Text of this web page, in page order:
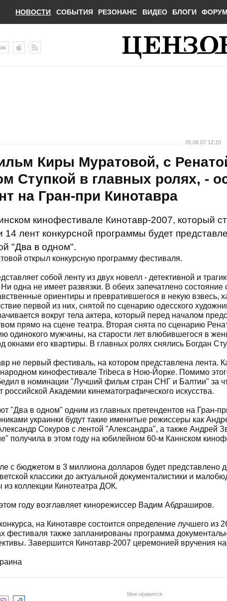
НОВОСТИ СОБЫТИЯ РЕЗОНАНС ВИДЕО БЛОГИ ФОРУМ
05.06.07 12:10
Киры Муратовой, с
Ступкой в главных ролях, -
на Гран-при Кинотавра
кинофестивале Кинотавр-2007, который
14 лент конкурсной программы будет
"Два в одном".
открыл конкурсную программу фестиваля.
собой ленту из двух новелл - детективной и
одна не имеет развязки. В обеих запечатлено состояние
ориентиры и превратившегося в некую взвесь,
первой из них, снятой по сценарию одесского
вокруг тела актера, который перед началом
прямо на сцене театра. Вторая снята по сценарию
одинокого мужчины, на старости лет влюбившегося в
окнами его квартиры. В главных ролях снялись Богдан
не первый фестиваль, на котором представлена лента.
кинофестивале Tribeca в Ною-Йорке. Помимо
в номинации "Лучший фильм стран СНГ и Балтии" за
российской Академии кинематографического искусства.
"Два в одном" одним из главных претендентов на Гран-
украинки будут такие именитые режиссеры как
Сокуров с лентой "Александра", а также Андрей
получила в этом году на юбилейном 60-м Каннском
с бюджетом в 3 миллиона долларов будет представлено
классики до актуальной документалистики и
из коллекции Кинотеатра ДОК.
году возглавляет кинорежиссер Вадим Абдраширов.
на Кинотавре состоится определение лучшего из
фестиваля также запланированы программа
Завершится Кинотавр-2007 церемонией вручения
Мне нравится